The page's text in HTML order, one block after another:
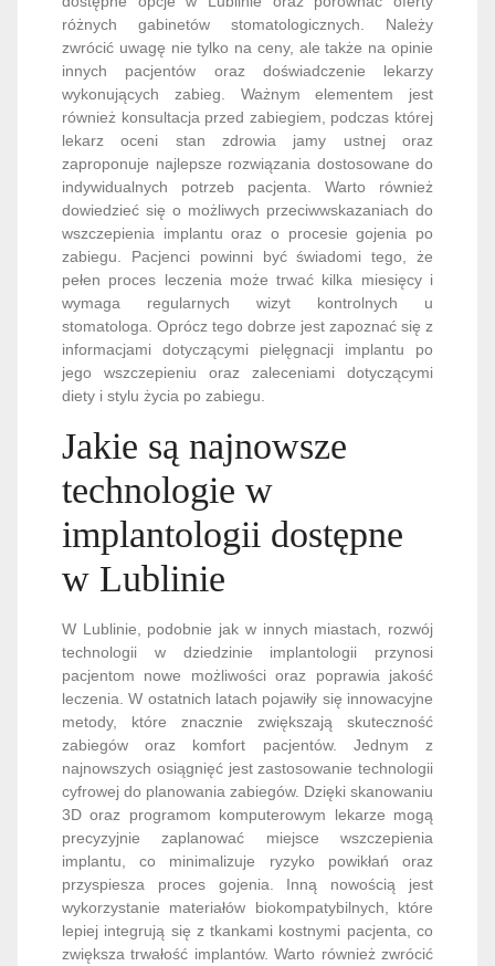
różnych gabinetów stomatologicznych. Należy
zwrócić uwagę nie tylko na ceny, ale także na opinie
innych pacjentów oraz doświadczenie lekarzy
wykonujących zabieg. Ważnym elementem jest
również konsultacja przed zabiegiem, podczas której
lekarz oceni stan zdrowia jamy ustnej oraz
zaproponuje najlepsze rozwiązania dostosowane do
indywidualnych potrzeb pacjenta. Warto również
dowiedzieć się o możliwych przeciwwskazaniach do
wszczepienia implantu oraz o procesie gojenia po
zabiegu. Pacjenci powinni być świadomi tego, że
pełen proces leczenia może trwać kilka miesięcy i
wymaga regularnych wizyt kontrolnych u
stomatologa. Oprócz tego dobrze jest zapoznać się z
informacjami dotyczącymi pielęgnacji implantu po
jego wszczepieniu oraz zaleceniami dotyczącymi
diety i stylu życia po zabiegu.
Jakie są najnowsze
technologie w
implantologii dostępne
w Lublinie
W Lublinie, podobnie jak w innych miastach, rozwój
technologii w dziedzinie implantologii przynosi
pacjentom nowe możliwości oraz poprawia jakość
leczenia. W ostatnich latach pojawiły się innowacyjne
metody, które znacznie zwiększają skuteczność
zabiegów oraz komfort pacjentów. Jednym z
najnowszych osiągnięć jest zastosowanie technologii
cyfrowej do planowania zabiegów. Dzięki skanowaniu
3D oraz programom komputerowym lekarze mogą
precyzyjnie zaplanować miejsce wszczepienia
implantu, co minimalizuje ryzyko powikłań oraz
przyspiesza proces gojenia. Inną nowością jest
wykorzystanie materiałów biokompatybilnych, które
lepiej integrują się z tkankami kostnymi pacjenta, co
zwiększa trwałość implantów. Warto również zwrócić